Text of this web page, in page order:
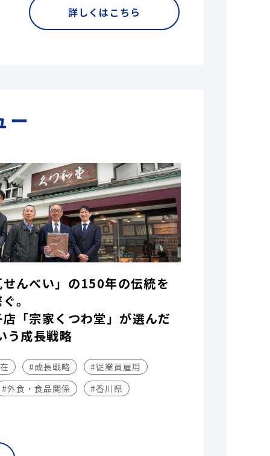
詳しくはこちら
ー
んべい」の150年の伝統を
。
「宗家くつわ堂」が選んだ
う成長戦略
#成長戦略
#従業員雇用
#外食・食品関係
#香川県